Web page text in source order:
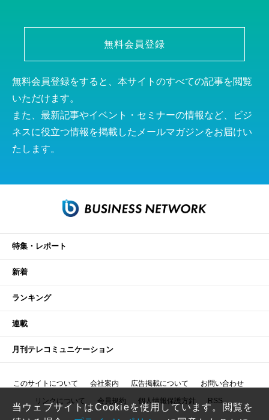
無料会員登録
無料会員登録をすると、本サイトのすべての記事を閲覧
いただけます。
また、最新記事やイベント・セミナーの情報など、ビジ
ネスに役立つ情報を掲載したメールマガジンをお届けい
たします。
特集・レポート
新着
ランキング
連載
月刊テレコミュニケーション
このサイトについて 会社案内 広告掲載について お問い合わせ
リンクについて 会員規約 個人情報保護方針 RSS
当ウェブサイトはCookieを使用しています。閲覧を